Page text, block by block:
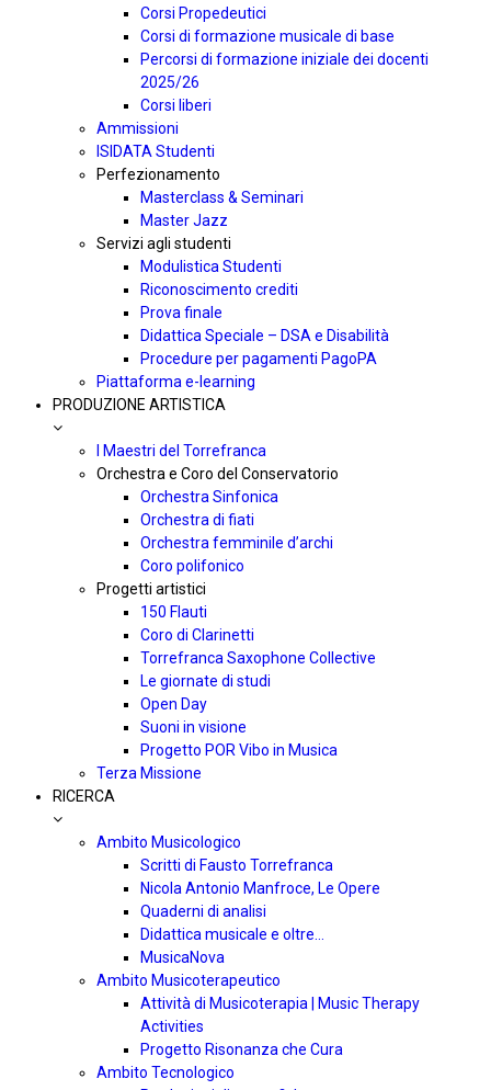
Corsi Propedeutici
Corsi di formazione musicale di base
Percorsi di formazione iniziale dei docenti
2025/26
Corsi liberi
Ammissioni
ISIDATA Studenti
Perfezionamento
Masterclass & Seminari
Master Jazz
Servizi agli studenti
Modulistica Studenti
Riconoscimento crediti
Prova finale
Didattica Speciale – DSA e Disabilità
Procedure per pagamenti PagoPA
Piattaforma e-learning
PRODUZIONE ARTISTICA
I Maestri del Torrefranca
Orchestra e Coro del Conservatorio
Orchestra Sinfonica
Orchestra di fiati
Orchestra femminile d’archi
Coro polifonico
Progetti artistici
150 Flauti
Coro di Clarinetti
Torrefranca Saxophone Collective
Le giornate di studi
Open Day
Suoni in visione
Progetto POR Vibo in Musica
Terza Missione
RICERCA
Ambito Musicologico
Scritti di Fausto Torrefranca
Nicola Antonio Manfroce, Le Opere
Quaderni di analisi
Didattica musicale e oltre…
MusicaNova
Ambito Musicoterapeutico
Attività di Musicoterapia | Music Therapy
Activities
Progetto Risonanza che Cura
Ambito Tecnologico